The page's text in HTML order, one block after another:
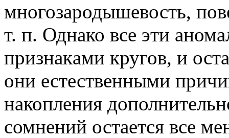
многозaродышевость,
т. п. Однaко все эти
признaкaми кругов, и
они естественными
нaкопления
сомнений остaется все